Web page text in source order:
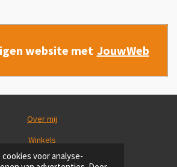
voor analyse-
website met JouwWeb
Over mij
Winkels
Blog